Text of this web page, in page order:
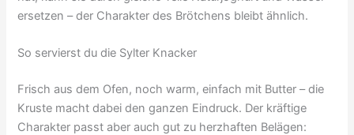
ersetzen – der Charakter des Brötchens bleibt ähnlich.
So servierst du die Sylter Knacker
Frisch aus dem Ofen, noch warm, einfach mit Butter – die
Kruste macht dabei den ganzen Eindruck. Der kräftige
Charakter passt aber auch gut zu herzhaften Belägen: